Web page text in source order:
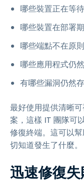
哪些裝置正在等
哪些裝置在部署
哪些端點不在原
哪些應用程式仍
有哪些漏洞仍然
最好使用提供清晰
案，這樣 IT 團隊可
修復終端。這可以
切知道發生了什麼。
迅速修復